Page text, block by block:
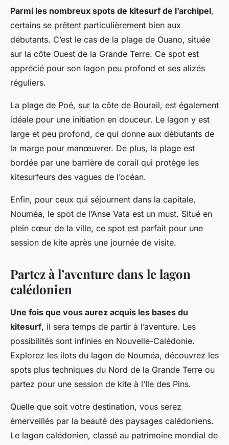
Parmi les nombreux spots de kitesurf de l’archipel,
certains se prêtent particulièrement bien aux
débutants. C’est le cas de la plage de Ouano, située
sur la côte Ouest de la Grande Terre. Ce spot est
apprécié pour son lagon peu profond et ses alizés
réguliers.
La plage de Poé, sur la côte de Bourail, est également
idéale pour une initiation en douceur. Le lagon y est
large et peu profond, ce qui donne aux débutants de
la marge pour manœuvrer. De plus, la plage est
bordée par une barrière de corail qui protège les
kitesurfeurs des vagues de l’océan.
Enfin, pour ceux qui séjournent dans la capitale,
Nouméa, le spot de l’Anse Vata est un must. Situé en
plein cœur de la ville, ce spot est parfait pour une
session de kite après une journée de visite.
Partez à l’aventure dans le lagon
calédonien
Une fois que vous aurez acquis les bases du
kitesurf, il sera temps de partir à l’aventure. Les
possibilités sont infinies en Nouvelle-Calédonie.
Explorez les ilots du lagon de Nouméa, découvrez les
spots plus techniques du Nord de la Grande Terre ou
partez pour une session de kite à l’Ile des Pins.
Quelle que soit votre destination, vous serez
émerveillés par la beauté des paysages calédoniens.
Le lagon calédonien, classé au patrimoine mondial de